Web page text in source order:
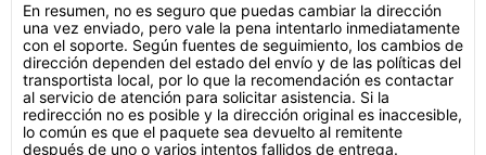
En resumen, no es seguro que puedas cambiar la dirección
una vez enviado, pero vale la pena intentarlo inmediatamente
con el soporte. Según fuentes de seguimiento, los cambios de
dirección dependen del estado del envío y de las políticas del
transportista local, por lo que la recomendación es contactar
al servicio de atención para solicitar asistencia. Si la
redirección no es posible y la dirección original es inaccesible,
lo común es que el paquete sea devuelto al remitente
después de uno o varios intentos fallidos de entrega.